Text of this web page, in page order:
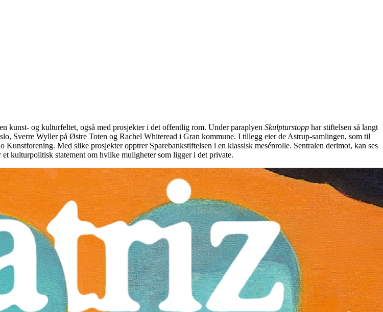
kunst- og kulturfeltet, også med prosjekter i det offentlig rom. Under paraplyen Skulpturstopp har stiftelsen så langt
Sverre Wyller på Østre Toten og Rachel Whiteread i Gran kommune. I tillegg eier de Astrup-samlingen, som til
Med slike prosjekter opptrer Sparebankstiftelsen i en klassisk mesénrolle. Sentralen derimot, kan ses
kulturpolitisk statement om hvilke muligheter som ligger i det private.